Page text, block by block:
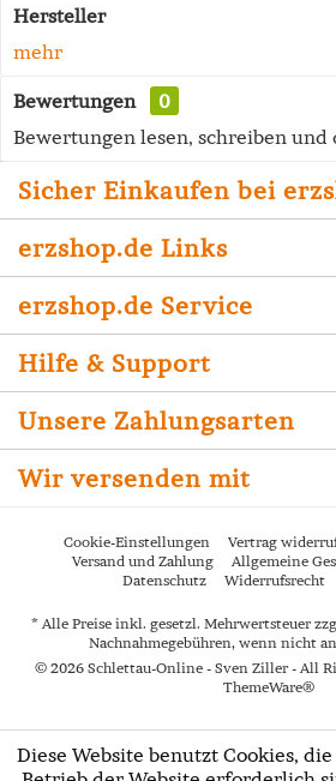
Hersteller
mehr
Bewertungen
0
Bewertungen lesen, schreiben und
Sicher Einkaufen bei
erzshop.de Links
erzshop.de Service
Hilfe & Support
Unsere Zahlungsarten
Wir versenden mit
Cookie-Einstellungen Vertrag
Versand und Zahlung
Allgemeine
Datenschutz
Widerrufsrecht
* Alle Preise inkl. gesetzl. Mehrwertsteuer
Nachnahmegebühren, wenn nicht
© 2026 Schlettau-Online - Sven Ziller - All
ThemeWare®
Diese Website benutzt Cookies,